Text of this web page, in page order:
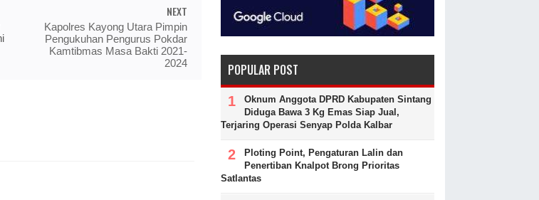
NEXT
Kapolres Kayong Utara Pimpin
Pengukuhan Pengurus Pokdar
Kamtibmas Masa Bakti 2021-
2024
POPULAR POST
Oknum Anggota DPRD Kabupaten Sintang
Diduga Bawa 3 Kg Emas Siap Jual,
Terjaring Operasi Senyap Polda Kalbar
Ploting Point, Pengaturan Lalin dan
Penertiban Knalpot Brong Prioritas
Satlantas